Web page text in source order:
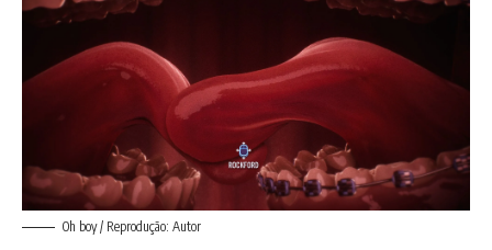
Oh boy / Reprodução: Autor